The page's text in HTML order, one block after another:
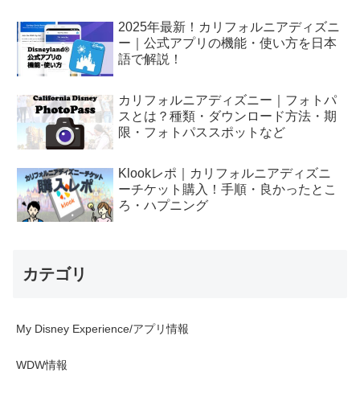
2025年最新！カリフォルニアディズニ
ー｜公式アプリの機能・使い方を日本
語で解説！
カリフォルニアディズニー｜フォトパ
スとは？種類・ダウンロード方法・期
限・フォトパススポットなど
Klookレポ｜カリフォルニアディズニ
ーチケット購入！手順・良かったとこ
ろ・ハプニング
カテゴリ
My Disney Experience/アプリ情報
WDW情報